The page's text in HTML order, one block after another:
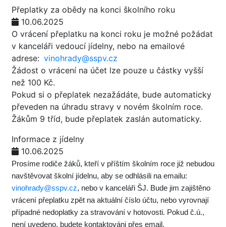
Přeplatky za obědy na konci školního roku
10.06.2025
O vrácení přeplatku na konci roku je možné požádat
v kanceláři vedoucí jídelny, nebo na emailové
adrese: vinohrady@sspv.cz
Žádost o vrácení na účet lze pouze u částky vyšší
než 100 Kč.
Pokud si o přeplatek nezažádáte, bude automaticky
převeden na úhradu stravy v novém školním roce.
Žákům 9 tříd, bude přeplatek zaslán automaticky.
Informace z jídelny
10.06.2025
Prosíme rodiče žáků, kteří v příštím školním roce již nebudou
navštěvovat školní jídelnu, aby se odhlásili na emailu:
vinohrady@sspv.cz, nebo v kanceláři ŠJ. Bude jim zajištěno
vrácení přeplatku zpět na aktuální číslo účtu, nebo vyrovnají
případné nedoplatky za stravování v hotovosti. Pokud č.ú.,
není uvedeno, budete kontaktováni přes email.